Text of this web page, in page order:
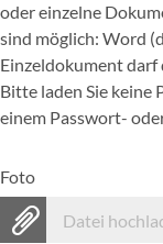
oder einzelne
sind möglich: Word
Einzeldokument
Bitte laden Sie
einem Passwort-
Foto
Datei